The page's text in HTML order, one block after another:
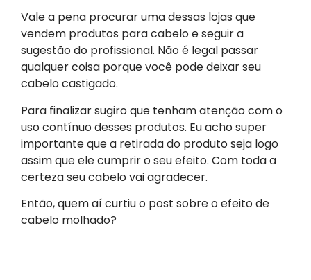
Vale a pena procurar uma dessas lojas que
vendem produtos para cabelo e seguir a
sugestão do profissional. Não é legal passar
qualquer coisa porque você pode deixar seu
cabelo castigado.
Para finalizar sugiro que tenham atenção com o
uso contínuo desses produtos. Eu acho super
importante que a retirada do produto seja logo
assim que ele cumprir o seu efeito. Com toda a
certeza seu cabelo vai agradecer.
Então, quem aí curtiu o post sobre o efeito de
cabelo molhado?